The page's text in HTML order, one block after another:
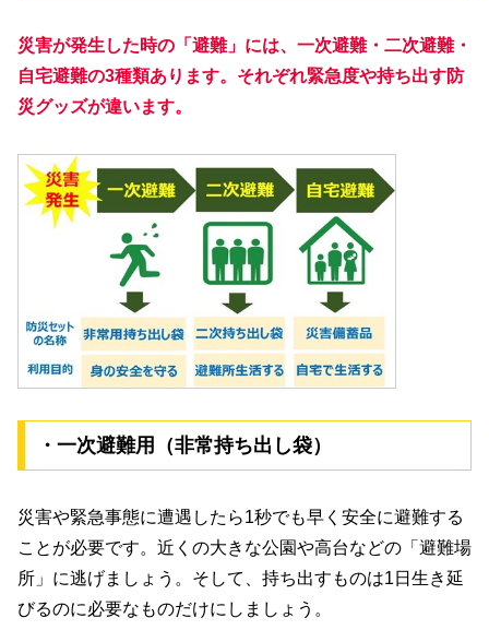
災害が発生した時の「避難」には、一次避難・二次避難・
自宅避難の3種類あります。それぞれ緊急度や持ち出す防
災グッズが違います。
・一次避難用（非常持ち出し袋）
災害や緊急事態に遭遇したら1秒でも早く安全に避難する
ことが必要です。近くの大きな公園や高台などの「避難場
所」に逃げましょう。そして、持ち出すものは1日生き延
びるのに必要なものだけにしましょう。